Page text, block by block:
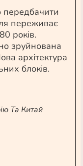
передбачити
переживає
років.
зруйнована
архітектура
блоків.
Та Китай